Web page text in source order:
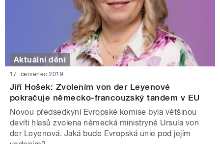
Aktuální dění
17. červenec 2019
Jiří Hošek: Zvolením von der Leyenové
pokračuje německo-francouzský tandem v EU
Novou předsedkyní Evropské komise byla většinou
devíti hlasů zvolena německá ministryně Ursula von
der Leyenová. Jaká bude Evropská unie pod jejím